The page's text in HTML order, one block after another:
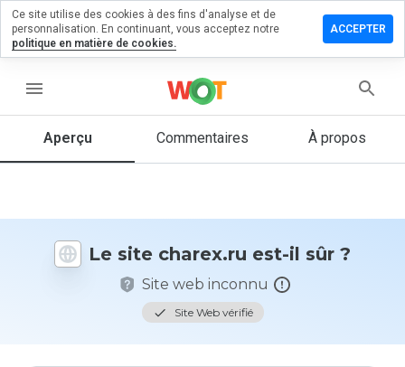
menu
Aperçu Commentaires À propos
Le site charex.ru est-il sûr ?
Site web inconnu
Site Web vérifié
un
Quelle
donneriez-
Ce site utilise des cookies à des fins d'analyse et de
personnalisation. En continuant, vous acceptez notre
politique en matière de cookies.
ACCEPTER